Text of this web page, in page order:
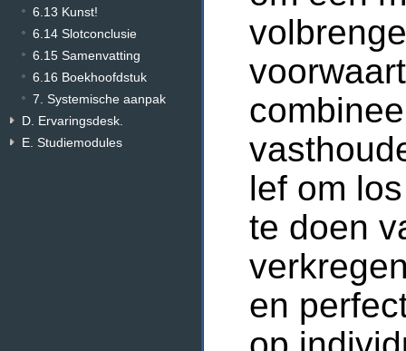
6.13 Kunst!
6.14 Slotconclusie
6.15 Samenvatting
6.16 Boekhoofdstuk
7. Systemische aanpak
D. Ervaringsdesk.
E. Studiemodules
lef om
te doen
en